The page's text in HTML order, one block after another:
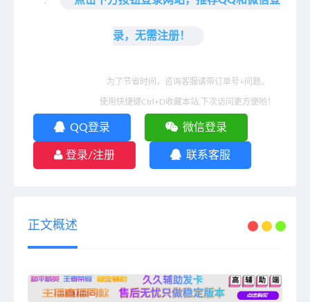
录，无需注册！
为了节省时间，咨询客服请带订单号+问题。
使用快捷键Ctrl+D收藏本站,下次访问更方便哟！
QQ登录 微信登录
登录/注册 联系客服
正文概述